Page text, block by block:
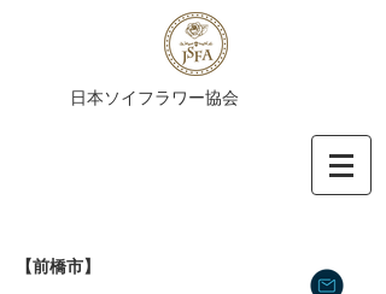
​日本ソイフラワー協会
【前橋市】